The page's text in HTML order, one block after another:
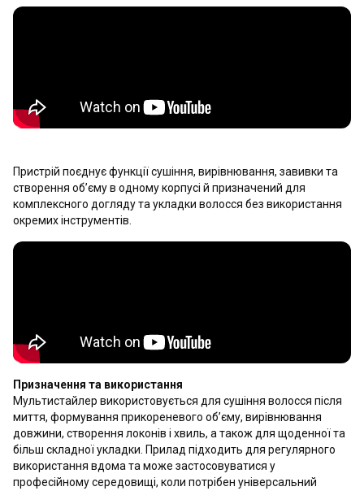
Пристрій поєднує функції сушіння, вирівнювання, завивки та
створення об’єму в одному корпусі й призначений для
комплексного догляду та укладки волосся без використання
окремих інструментів.
Призначення та використання
Мультистайлер використовується для сушіння волосся після
миття, формування прикореневого об’єму, вирівнювання
довжини, створення локонів і хвиль, а також для щоденної та
більш складної укладки. Прилад підходить для регулярного
використання вдома та може застосовуватися у
професійному середовищі, коли потрібен універсальний